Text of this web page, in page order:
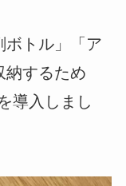
ボトル」「ア
納するため
導入しまし